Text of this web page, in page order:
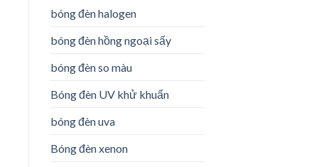
bóng đèn halogen
bóng đèn hồng ngoại sấy
bóng đèn so màu
Bóng đèn UV khử khuẩn
bóng đèn uva
Bóng đèn xenon